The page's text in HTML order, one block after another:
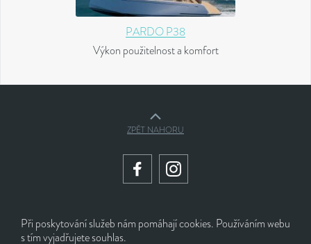
PARDO P38
Výkon použitelnost a komfort
ZPĚT NAHORU
© 2026 RS Yachts s.r.o.
Při poskytování služeb nám pomáhají cookies. Používáním webu
s tím vyjadřujete souhlas.